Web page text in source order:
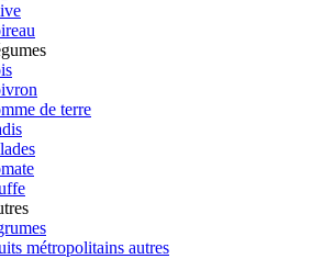
de terre
métropolitains autres